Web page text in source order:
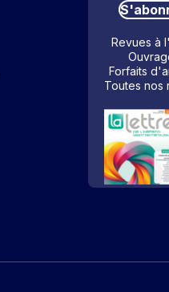
Revues à
Forfaits
Toutes nos